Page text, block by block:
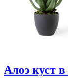
Алоэ куст